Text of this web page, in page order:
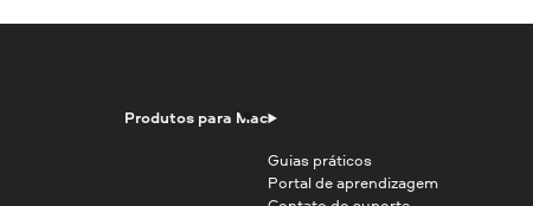
Produtos para Mac
Guias práticos
Portal de aprendizagem